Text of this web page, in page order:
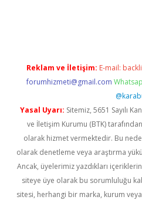
Reklam ve İletişim: E-mail:
forumhizmeti@gmail.com
Yasal Uyarı: Sitemiz, 5651 Sayılı
ve İletişim Kurumu (BTK)
olarak hizmet vermektedir. Bu
olarak denetleme veya araştırma
Ancak, üyelerimiz yazdıkları
siteye üye olarak bu sorumluluğu
sitesi, herhangi bir marka, kurum